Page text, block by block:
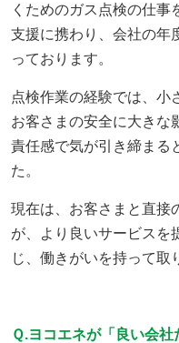
くためのガス点検の仕事
支援に携わり、会社の年
っております。
点検作業の経験では、小
お客さまの安全に大きな
責任感で気が引き締まる
た。
現在は、お客さまと直接
が、より良いサービスを
じ、働きがいを持って取
Ｑ.ヨコエネが「良い会